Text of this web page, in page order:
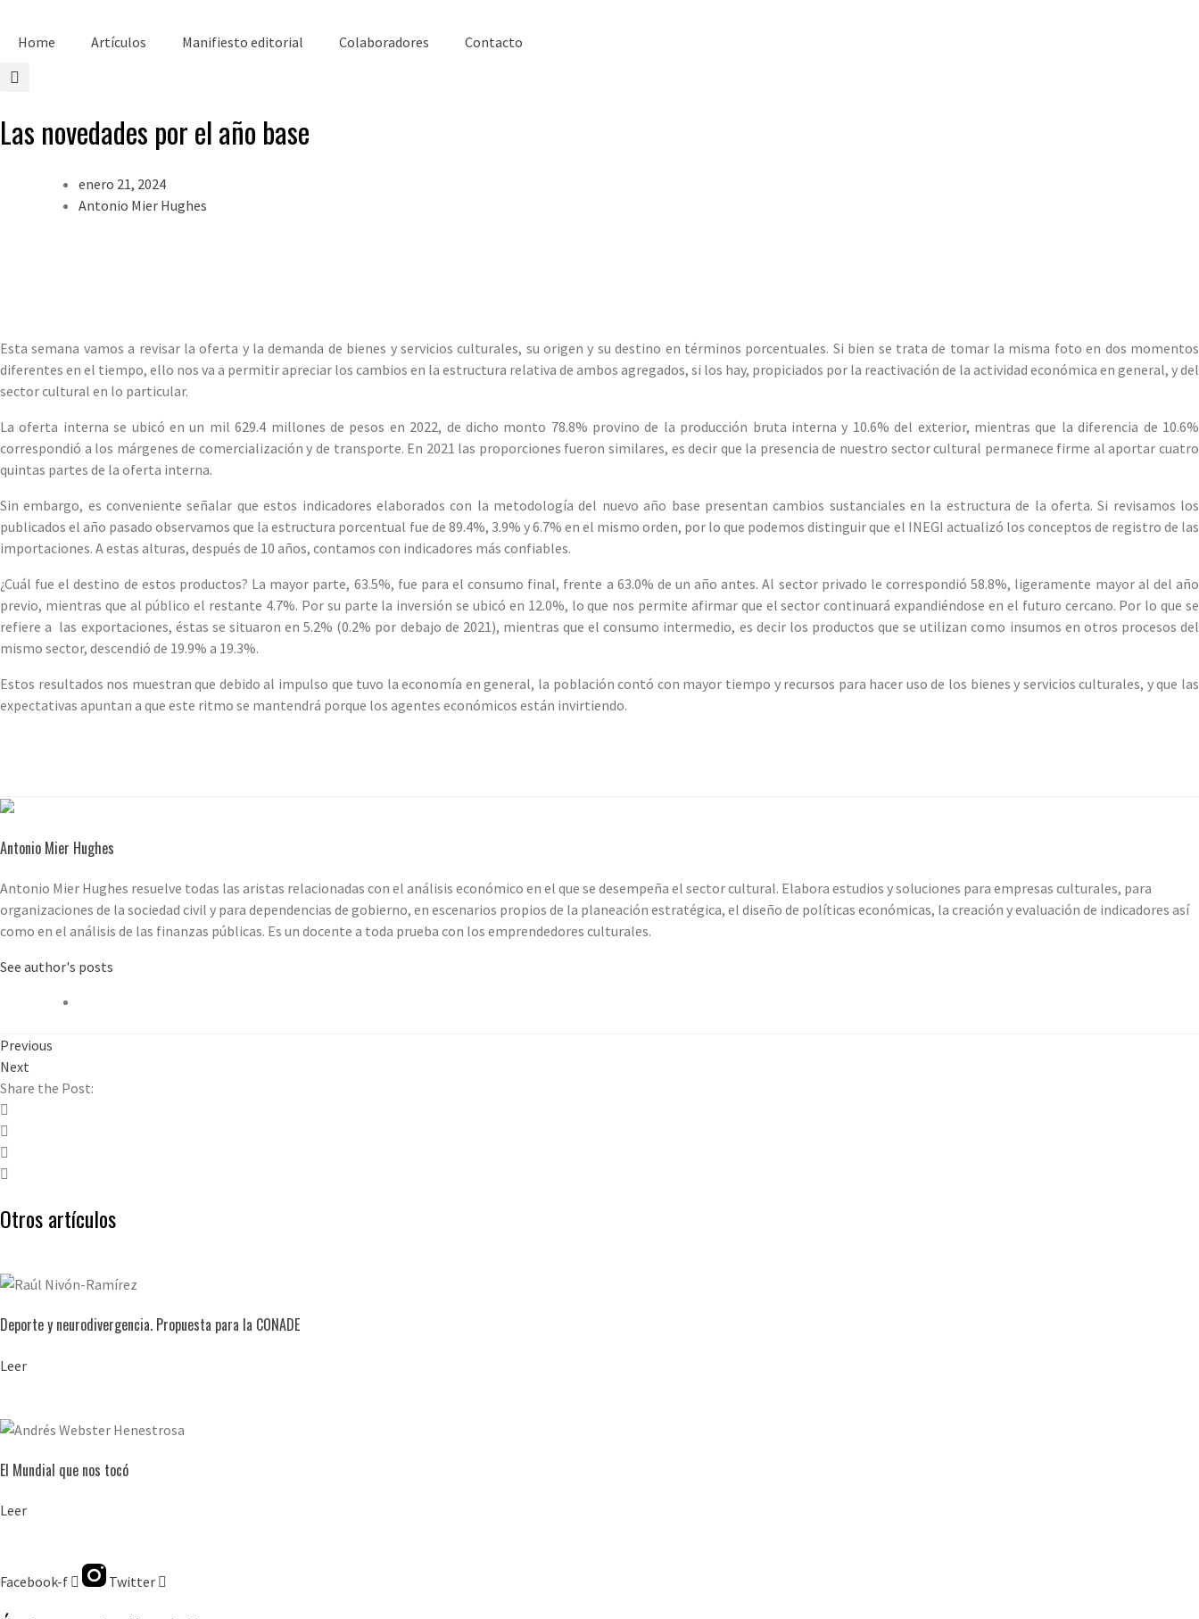
Home Artículos Manifiesto editorial Colaboradores Contacto
Las novedades por el año base
enero 21, 2024
Antonio Mier Hughes
Esta semana vamos a revisar la oferta y la demanda de bienes y servicios culturales, su origen y su destino en términos porcentuales. Si bien se trata de tomar la misma foto en dos momentos
diferentes en el tiempo, ello nos va a permitir apreciar los cambios en la estructura relativa de ambos agregados, si los hay, propiciados por la reactivación de la actividad económica en general, y del
sector cultural en lo particular.
La oferta interna se ubicó en un mil 629.4 millones de pesos en 2022, de dicho monto 78.8% provino de la producción bruta interna y 10.6% del exterior, mientras que la diferencia de 10.6%
correspondió a los márgenes de comercialización y de transporte. En 2021 las proporciones fueron similares, es decir que la presencia de nuestro sector cultural permanece firme al aportar cuatro
quintas partes de la oferta interna.
Sin embargo, es conveniente señalar que estos indicadores elaborados con la metodología del nuevo año base presentan cambios sustanciales en la estructura de la oferta. Si revisamos los
publicados el año pasado observamos que la estructura porcentual fue de 89.4%, 3.9% y 6.7% en el mismo orden, por lo que podemos distinguir que el INEGI actualizó los conceptos de registro de las
importaciones. A estas alturas, después de 10 años, contamos con indicadores más confiables.
¿Cuál fue el destino de estos productos? La mayor parte, 63.5%, fue para el consumo final, frente a 63.0% de un año antes. Al sector privado le correspondió 58.8%, ligeramente mayor al del año
previo, mientras que al público el restante 4.7%. Por su parte la inversión se ubicó en 12.0%, lo que nos permite afirmar que el sector continuará expandiéndose en el futuro cercano. Por lo que se
refiere a las exportaciones, éstas se situaron en 5.2% (0.2% por debajo de 2021), mientras que el consumo intermedio, es decir los productos que se utilizan como insumos en otros procesos del
mismo sector, descendió de 19.9% a 19.3%.
Estos resultados nos muestran que debido al impulso que tuvo la economía en general, la población contó con mayor tiempo y recursos para hacer uso de los bienes y servicios culturales, y que las
expectativas apuntan a que este ritmo se mantendrá porque los agentes económicos están invirtiendo.
Antonio Mier Hughes
Antonio Mier Hughes resuelve todas las aristas relacionadas con el análisis económico en el que se desempeña el sector cultural. Elabora estudios y soluciones para empresas culturales, para
organizaciones de la sociedad civil y para dependencias de gobierno, en escenarios propios de la planeación estratégica, el diseño de políticas económicas, la creación y evaluación de indicadores así
como en el análisis de las finanzas públicas. Es un docente a toda prueba con los emprendedores culturales.
See author's posts
Previous
Next
Share the Post:
Otros artículos
Deporte y neurodivergencia. Propuesta para la CONADE
Leer
El Mundial que nos tocó
Leer
Facebook-f Twitter